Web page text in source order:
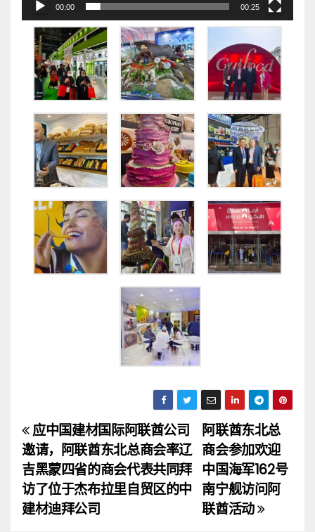
00:00 00:25
文
章
导
阿联酋东北总
商会参加欢迎
中国海军162号
南宁舰访问阿
联酋活动
应中国建材国际阿联酋公司
邀请，阿联酋东北总商会率辽
吉黑蒙四省的商会代表共同拜
访了位于杰布拉里自贸区的中
建材迪拜公司